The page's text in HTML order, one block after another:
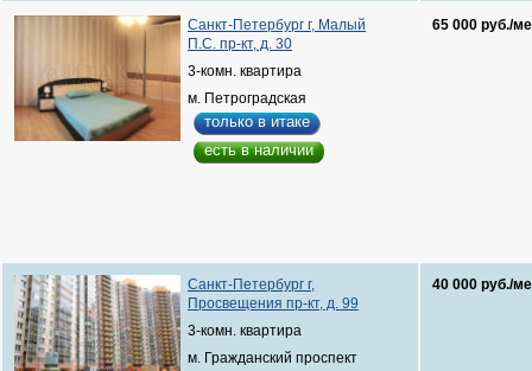
Санкт-Петербург г, Малый
П.С. пр-кт, д. 30
3-комн. квартира
м. Петроградская
только в итаке
есть в наличии
65 000 руб./
Санкт-Петербург г,
Просвещения пр-кт, д. 99
3-комн. квартира
м. Гражданский проспект
40 000 руб./